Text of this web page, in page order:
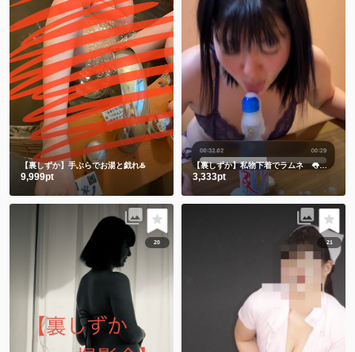
【裏しずか】手ぶらでお湯と戯れ♨️
9,999pt
【裏しずか】私物下着でラムネ 👅舌でお迎え👅
3,333pt
20 21